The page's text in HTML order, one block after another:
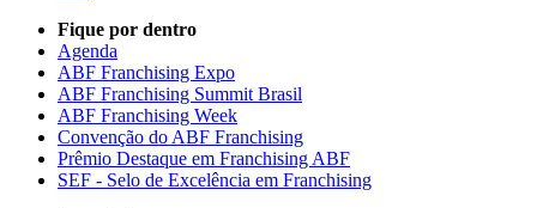
Fique por dentro
Agenda
ABF Franchising Expo
ABF Franchising Summit Brasil
ABF Franchising Week
Convenção do ABF Franchising
Prêmio Destaque em Franchising ABF
SEF - Selo de Excelência em Franchising